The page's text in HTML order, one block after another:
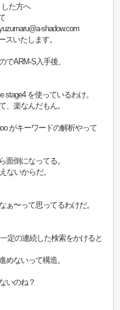
た方へ
shadow.com
スいたします。
ARM-S入手後、
を使っているわけ。
楽なんだもん。
がキーワードの解析やって
倒になってる。
ないからだ。
〜って思ってるわけだ。
定の連続した検索をかけると
ないって構造。
いのね？